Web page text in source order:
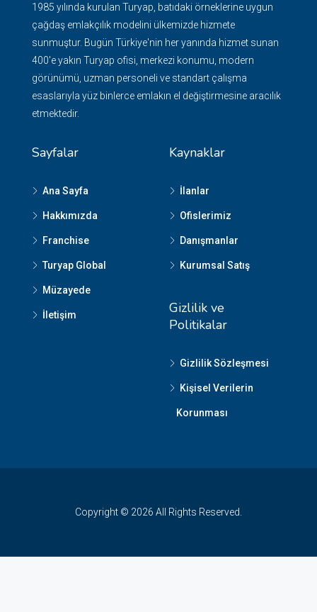
1985 yılında kurulan Turyap, batıdaki örneklerine uygun
çağdaş emlakçılık modelini ülkemizde hizmete
sunmuştur. Bugün Türkiye'nin her yanında hizmet sunan
400'e yakın Turyap ofisi, merkezi konumu, modern
görünümü, uzman personeli ve standart çalışma
esaslarıyla yüz binlerce emlakın el değiştirmesine aracılık
etmektedir.
Sayfalar
Ana Sayfa
Hakkımızda
Franchise
Turyap Global
Müzayede
İletişim
Kaynaklar
İlanlar
Ofislerimiz
Danışmanlar
Kurumsal Satış
Gizlilik ve
Politikalar
Gizlilik Sözleşmesi
Kişisel Verilerin
Korunması
Copyright © 2026 All Rights Reserved.